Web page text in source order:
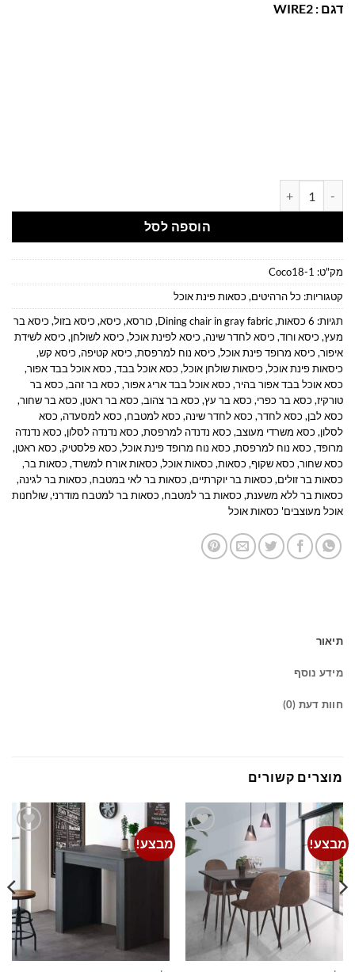
דגם : WIRE2
הוספה לסל
מק"ט: Coco18-1
קטגוריות: כל הרהיטים, כסאות פינת אוכל
תגיות: 6 כסאות ,
Dining chair in gray fabric
, כורסא, כיסא, כיסא בזול, כיסא בר
מעץ, כיסא ורוד, כיסא לחדר שינה, כיסא לפינת אוכל, כיסא לשולחן, כיסא לשידת
איפור, כיסא מרופד פינת אוכל, כיסא נוח למרפסת, כיסא קטיפה, כיסא קש,
כיסאות פינת אוכל, כיסאות שולחן אוכל, כסא אוכל בבד, כסא אוכל בבד אפור,
כסא אוכל בבד אפור בהיר, כסא אוכל בבד אריג אפור, כסא בר זהב, כסא בר
טורקיז, כסא בר כפרי, כסא בר עץ, כסא בר צהוב, כסא בר ראטן, כסא בר שחור,
כסא לבן, כסא לחדר, כסא לחדר שינה, כסא למטבח, כסא למסעדה, כסא
לסלון, כסא משרדי מעוצב, כסא נדנדה למרפסת, כסא נדנדה לסלון, כסא נדנדה
מרופד, כסא נוח למרפסת, כסא נוח מרופד פינת אוכל, כסא פלסטיק, כסא ראטן,
כסא שחור, כסא שקוף, כסאות, כסאות אוכל, כסאות אורח למשרד, כסאות בר,
כסאות בר זולים, כסאות בר יוקרתיים, כסאות בר לאי במטבח, כסאות בר לגינה,
כסאות בר ללא משענת, כסאות בר למטבח, כסאות בר למטבח מודרני,שולחנות
אוכל מעוצבים' כסאות אוכל
תיאור
מידע נוסף
חוות דעת (0)
מוצרים קשורים
מבצע!
Add to
wishlist
מבצע!
Add to